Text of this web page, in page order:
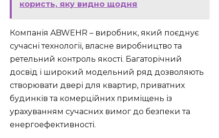
користь, яку видно щодня
Компанія ABWEHR – виробник, який поєднує
сучасні технології, власне виробництво та
ретельний контроль якості. Багаторічний
досвід і широкий модельний ряд дозволяють
створювати двері для квартир, приватних
будинків та комерційних приміщень із
урахуванням сучасних вимог до безпеки та
енергоефективності.